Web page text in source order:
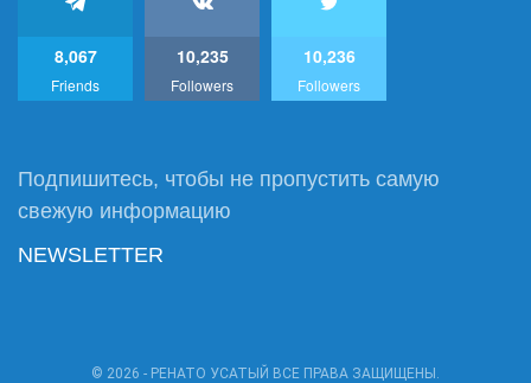
8,067
Friends
10,235
Followers
10,236
Followers
Подпишитесь, чтобы не пропустить самую
свежую информацию
NEWSLETTER
© 2026 - РЕНАТО УСАТЫЙ ВСЕ ПРАВА ЗАЩИЩЕНЫ.